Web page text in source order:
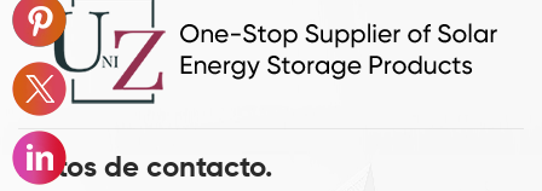
Datos de contacto.